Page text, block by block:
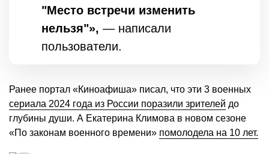
"Место встречи изменить
нельзя"», — написали
пользователи.
Ранее портал «Киноафиша» писал, что эти 3 военных
сериала 2024 года из России поразили зрителей до
глубины души. А Екатерина Климова в новом сезоне
«По законам военного времени» помолодела на 10 лет.